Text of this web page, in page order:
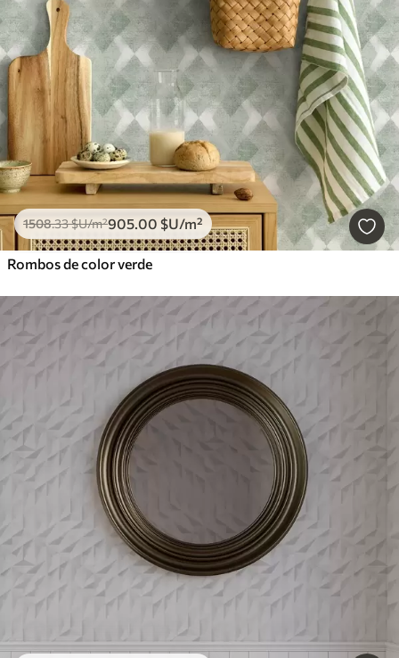
1508.33$U/m²905.00 $U/m²
Rombos de color verde